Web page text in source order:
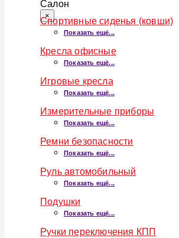
Салон
×
Спортивные сиденья (ковши)
Показать ещё...
Кресла офисные
Показать ещё...
Игровые кресла
Показать ещё...
Измерительные приборы
Показать ещё...
Ремни безопасности
Показать ещё...
Руль автомобильный
Показать ещё...
Подушки
Показать ещё...
Ручки переключения КПП